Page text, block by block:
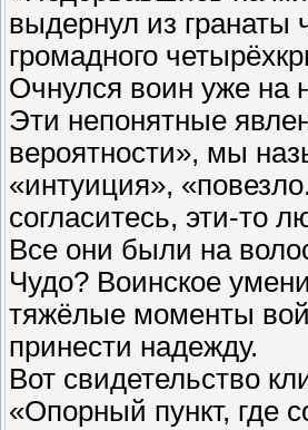
выдернул из гранаты
громадного
Очнулся воин уже на
Эти непонятные
вероятности», мы
«интуиция»,
согласитесь, эти-то
Все они были на
Чудо? Воинское
тяжёлые моменты
принести надежду.
Вот свидетельство
«Опорный пункт, где